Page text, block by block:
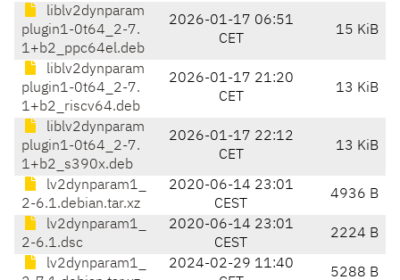
liblv2dynparam
plugin1-0t64_2-7.
1+b2_ppc64el.deb
2026-01-17 06:51
CET
15 KiB
liblv2dynparam
plugin1-0t64_2-7.
1+b2_riscv64.deb
2026-01-17 21:20
CET
13 KiB
liblv2dynparam
plugin1-0t64_2-7.
1+b2_s390x.deb
2026-01-17 22:12
CET
13 KiB
lv2dynparam1_
2-6.1.debian.tar.xz
2020-06-14 23:01
CEST
4936 B
lv2dynparam1_
2-6.1.dsc
2020-06-14 23:01
CEST
2224 B
lv2dynparam1_
2024-02-29 11:40
5288 B